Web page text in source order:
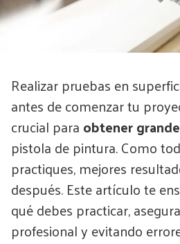
Realizar pruebas en
antes de comenzar tu
crucial paraobtener
pistola de pintura. Como
practiques, mejores
después. Este artículo te
qué debes practicar,
profesional y evitando